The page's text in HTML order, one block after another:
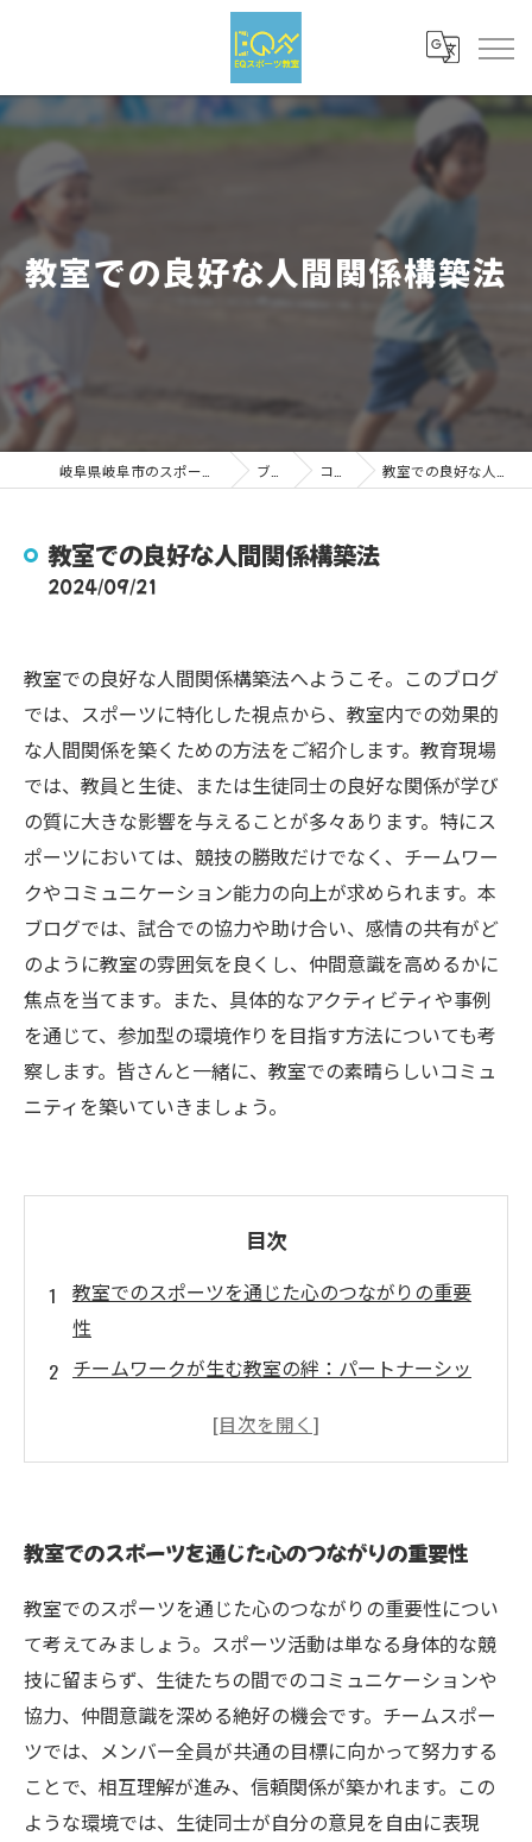
教室での良好な人間関係構築法
ブログ コラム 教室での良好な人間関係構築法
教室での良好な人間関係構築法
2024/09/21
教室での良好な人間関係構築法へようこそ。このブログ
では、スポーツに特化した視点から、教室内での効果的
な人間関係を築くための方法をご紹介します。教育現場
では、教員と生徒、または生徒同士の良好な関係が学び
の質に大きな影響を与えることが多々あります。特にス
ポーツにおいては、競技の勝敗だけでなく、チームワー
クやコミュニケーション能力の向上が求められます。本
ブログでは、試合での協力や助け合い、感情の共有がど
のように教室の雰囲気を良くし、仲間意識を高めるかに
焦点を当てます。また、具体的なアクティビティや事例
を通じて、参加型の環境作りを目指す方法についても考
察します。皆さんと一緒に、教室での素晴らしいコミュ
ニティを築いていきましょう。
目次
教室でのスポーツを通じた心のつながりの重要
性
チームワークが生む教室の絆：パートナーシッ
競争から協力へ：関係性を深めるスポーツの力
実際の事例から学ぶ：成功するコミュニティの
形
スポーツが育む教室の未来：仲間意識の重要性
教室でのスポーツを通じた心のつながりの重要性
教室でのスポーツを通じた心のつながりの重要性につい
て考えてみましょう。スポーツ活動は単なる身体的な競
技に留まらず、生徒たちの間でのコミュニケーションや
協力、仲間意識を深める絶好の機会です。チームスポー
ツでは、メンバー全員が共通の目標に向かって努力する
ことで、相互理解が進み、信頼関係が築かれます。この
ような環境では、生徒同士が自分の意見を自由に表現